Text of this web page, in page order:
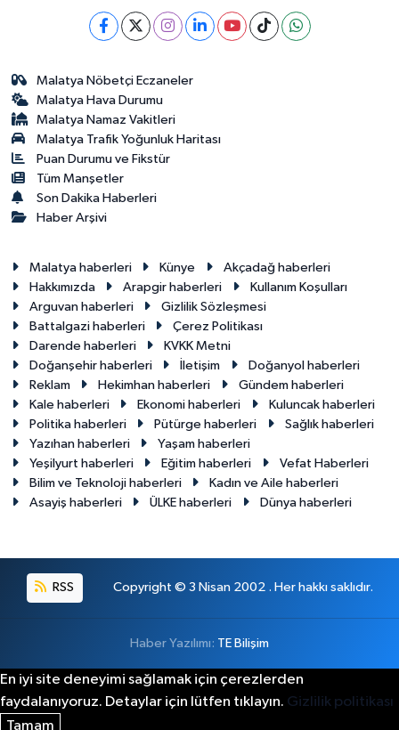
Malatya Nöbetçi Eczaneler
Malatya Hava Durumu
Malatya Namaz Vakitleri
Malatya Trafik Yoğunluk Haritası
Puan Durumu ve Fikstür
Tüm Manşetler
Son Dakika Haberleri
Haber Arşivi
Malatya haberleri Künye
Akçadağ haberleri
Hakkımızda
Arapgir haberleri
Kullanım Koşulları
Arguvan haberleri
Gizlilik Sözleşmesi
Battalgazi haberleri
Çerez Politikası
Darende haberleri
KVKK Metni
Doğanşehir haberleri
İletişim
Doğanyol haberleri
Reklam
Hekimhan haberleri
Gündem haberleri
Kale haberleri
Ekonomi haberleri
Kuluncak haberleri
Politika haberleri
Pütürge haberleri
Sağlık haberleri
Yazıhan haberleri
Yaşam haberleri
Yeşilyurt haberleri
Eğitim haberleri
Vefat Haberleri
Bilim ve Teknoloji haberleri
Kadın ve Aile haberleri
Asayiş haberleri
ÜLKE haberleri Dünya haberleri
RSS Copyright © 3 Nisan 2002 . Her hakkı saklıdır.
Haber Yazılımı: TE Bilişim
En iyi site deneyimi sağlamak için çerezlerden
faydalanıyoruz. Detaylar için lütfen tıklayın. Gizlilik politikası
Tamam